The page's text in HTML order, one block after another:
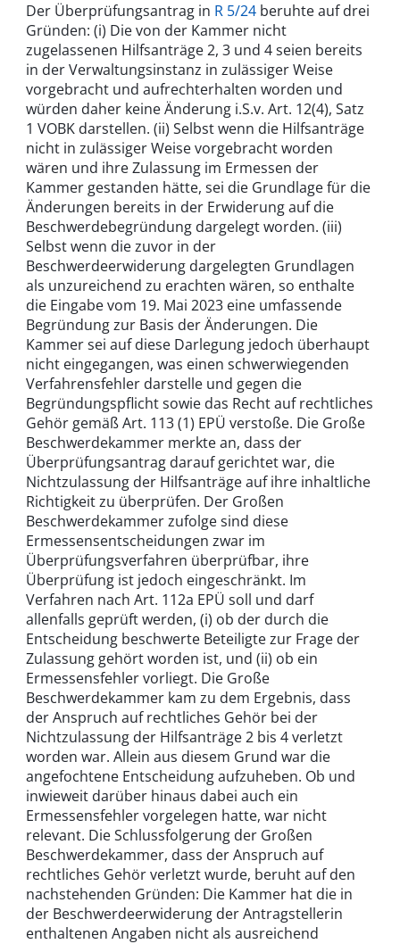
Der Überprüfungsantrag in R 5/24 beruhte auf drei
Gründen: (i) Die von der Kammer nicht
zugelassenen Hilfsanträge 2, 3 und 4 seien bereits
in der Verwaltungsinstanz in zulässiger Weise
vorgebracht und aufrechterhalten worden und
würden daher keine Änderung i.S.v. Art. 12(4), Satz
1 VOBK darstellen. (ii) Selbst wenn die Hilfsanträge
nicht in zulässiger Weise vorgebracht worden
wären und ihre Zulassung im Ermessen der
Kammer gestanden hätte, sei die Grundlage für die
Änderungen bereits in der Erwiderung auf die
Beschwerdebegründung dargelegt worden. (iii)
Selbst wenn die zuvor in der
Beschwerdeerwiderung dargelegten Grundlagen
als unzureichend zu erachten wären, so enthalte
die Eingabe vom 19. Mai 2023 eine umfassende
Begründung zur Basis der Änderungen. Die
Kammer sei auf diese Darlegung jedoch überhaupt
nicht eingegangen, was einen schwerwiegenden
Verfahrensfehler darstelle und gegen die
Begründungspflicht sowie das Recht auf rechtliches
Gehör gemäß Art. 113 (1) EPÜ verstoße. Die Große
Beschwerdekammer merkte an, dass der
Überprüfungsantrag darauf gerichtet war, die
Nichtzulassung der Hilfsanträge auf ihre inhaltliche
Richtigkeit zu überprüfen. Der Großen
Beschwerdekammer zufolge sind diese
Ermessensentscheidungen zwar im
Überprüfungsverfahren überprüfbar, ihre
Überprüfung ist jedoch eingeschränkt. Im
Verfahren nach Art. 112a EPÜ soll und darf
allenfalls geprüft werden, (i) ob der durch die
Entscheidung beschwerte Beteiligte zur Frage der
Zulassung gehört worden ist, und (ii) ob ein
Ermessensfehler vorliegt. Die Große
Beschwerdekammer kam zu dem Ergebnis, dass
der Anspruch auf rechtliches Gehör bei der
Nichtzulassung der Hilfsanträge 2 bis 4 verletzt
worden war. Allein aus diesem Grund war die
angefochtene Entscheidung aufzuheben. Ob und
inwieweit darüber hinaus dabei auch ein
Ermessensfehler vorgelegen hatte, war nicht
relevant. Die Schlussfolgerung der Großen
Beschwerdekammer, dass der Anspruch auf
rechtliches Gehör verletzt wurde, beruht auf den
nachstehenden Gründen: Die Kammer hat die in
der Beschwerdeerwiderung der Antragstellerin
enthaltenen Angaben nicht als ausreichend